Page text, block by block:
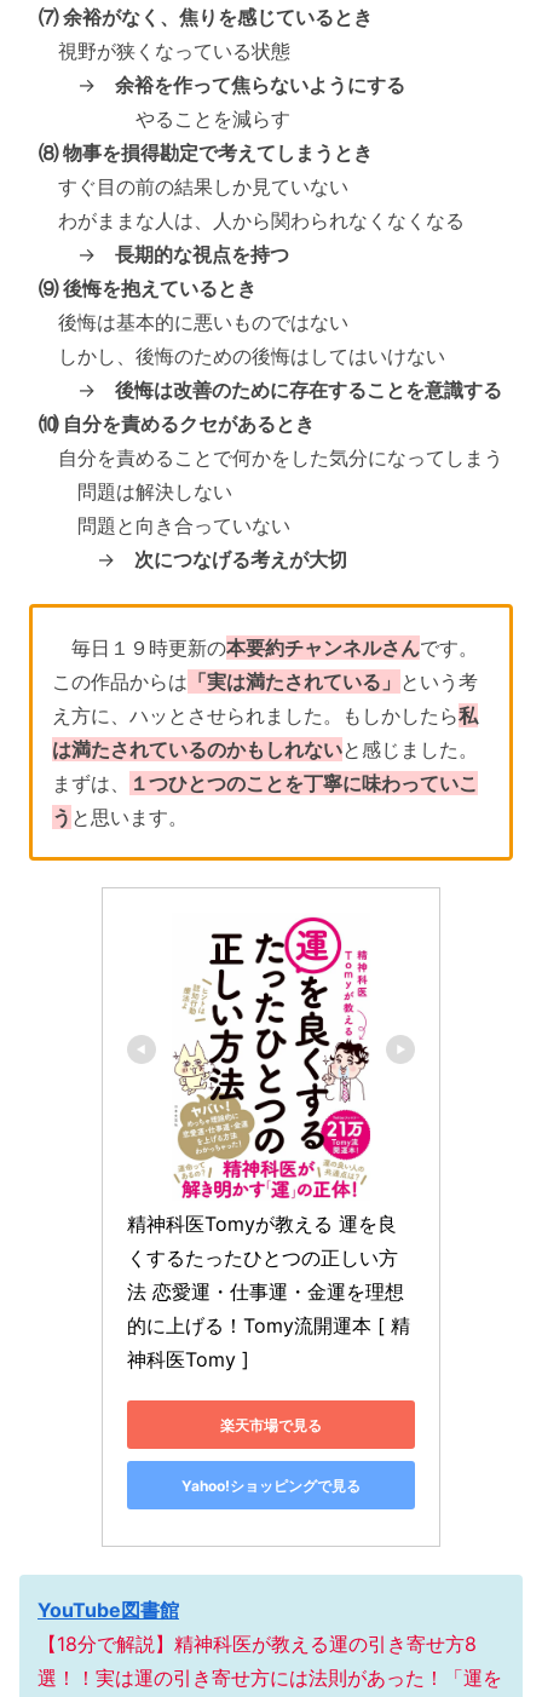
⑺ 余裕がなく、焦りを感じているとき
視野が狭くなっている状態
→ 余裕を作って焦らないようにする
やることを減らす
⑻ 物事を損得勘定で考えてしまうとき
すぐ目の前の結果しか見ていない
わがままな人は、人から関わられなくなくなる
→ 長期的な視点を持つ
⑼ 後悔を抱えているとき
後悔は基本的に悪いものではない
しかし、後悔のための後悔はしてはいけない
→ 後悔は改善のために存在することを意識する
⑽ 自分を責めるクセがあるとき
自分を責めることで何かをした気分になってしまう
問題は解決しない
問題と向き合っていない
→ 次につなげる考えが大切
毎日１９時更新の本要約チャンネルさんです。
この作品からは 「実は満たされている」 という考
え方に、ハッとさせられました。もしかしたら私
は満たされているのかもしれないと感じました。
まずは、
１つひとつのことを丁寧に味わっていこ
う と思います。
精神科医Tomyが教える 運を良
くするたったひとつの正しい方
法 恋愛運・仕事運・金運を理想
的に上げる！Tomy流開運本 [ 精
神科医Tomy ]
楽天市場で見る
Yahoo!ショッピングで見る
YouTube図書館
【18分で解説】精神科医が教える運の引き寄せ方8
選！！実は運の引き寄せ方には法則があった！「運を